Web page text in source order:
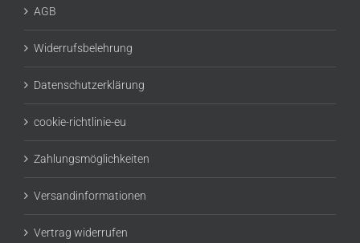
AGB
Widerrufsbelehrung
Datenschutzerklärung
cookie-richtlinie-eu
Zahlungsmöglichkeiten
Versandinformationen
Vertrag widerrufen